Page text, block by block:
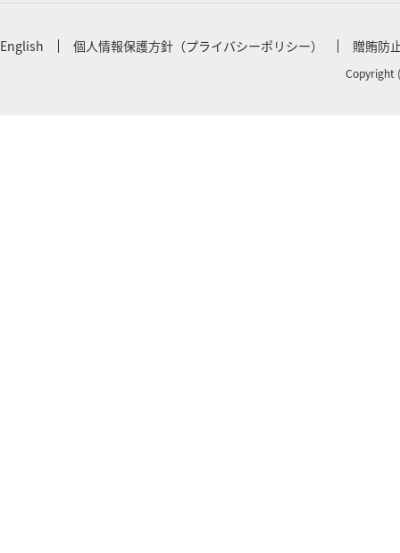
English 個人情報保護方針（プライバシーポリシー） 贈賄防
Copyright